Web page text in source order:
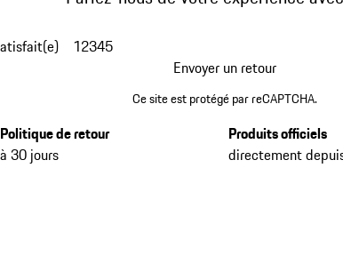
12345
Envoyer un retour
Ce site est protégé par reCAPTCHA.
Politique de retour
à 30 jours
Produits officiels
directement